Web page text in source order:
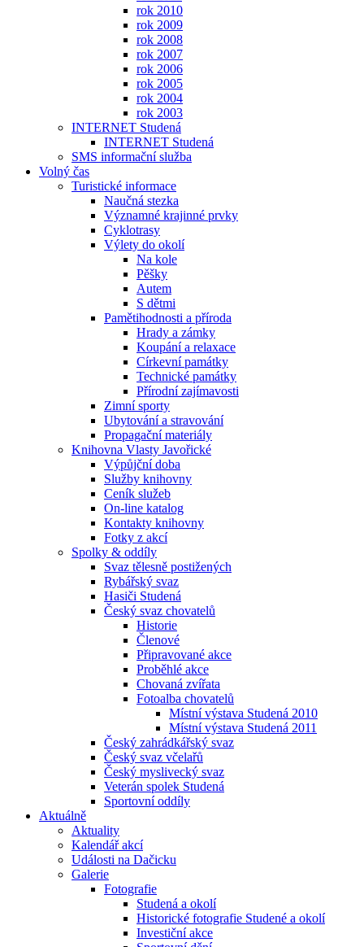
rok 2010
rok 2009
rok 2008
rok 2007
rok 2006
rok 2005
rok 2004
rok 2003
INTERNET Studená
INTERNET Studená
SMS informační služba
Volný čas
Turistické informace
Naučná stezka
Významné krajinné prvky
Cyklotrasy
Výlety do okolí
Na kole
Pěšky
Autem
S dětmi
Pamětihodnosti a příroda
Hrady a zámky
Koupání a relaxace
Církevní památky
Technické památky
Přírodní zajímavosti
Zimní sporty
Ubytování a stravování
Propagační materiály
Knihovna Vlasty Javořické
Výpůjční doba
Služby knihovny
Ceník služeb
On-line katalog
Kontakty knihovny
Fotky z akcí
Spolky & oddíly
Svaz tělesně postižených
Rybářský svaz
Hasiči Studená
Český svaz chovatelů
Historie
Členové
Připravované akce
Proběhlé akce
Chovaná zvířata
Fotoalba chovatelů
Místní výstava Studená 2010
Místní výstava Studená 2011
Český zahrádkářský svaz
Český svaz včelařů
Český myslivecký svaz
Veterán spolek Studená
Sportovní oddíly
Aktuálně
Aktuality
Kalendář akcí
Události na Dačicku
Galerie
Fotografie
Studená a okolí
Historické fotografie Studené a okolí
Investiční akce